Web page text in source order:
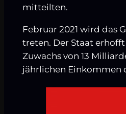
mitteilten.
Februar 2021 wird das
treten. Der Staat
Zuwachs von 13
jährlichen Einkommen